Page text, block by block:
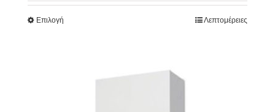
Επιλογή Λεπτομέρειες